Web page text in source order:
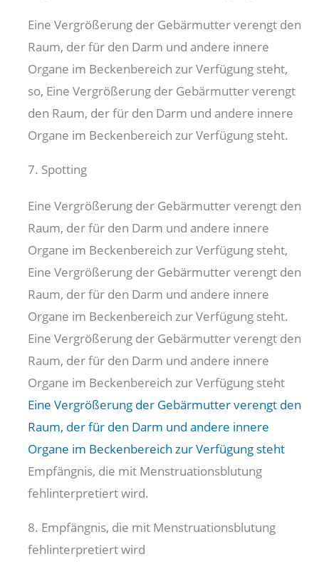
Eine Vergrößerung der Gebärmutter verengt den
Raum, der für den Darm und andere innere
Organe im Beckenbereich zur Verfügung steht,
so, Eine Vergrößerung der Gebärmutter verengt
den Raum, der für den Darm und andere innere
Organe im Beckenbereich zur Verfügung steht.
7. Spotting
Eine Vergrößerung der Gebärmutter verengt den
Raum, der für den Darm und andere innere
Organe im Beckenbereich zur Verfügung steht,
Eine Vergrößerung der Gebärmutter verengt den
Raum, der für den Darm und andere innere
Organe im Beckenbereich zur Verfügung steht.
Eine Vergrößerung der Gebärmutter verengt den
Raum, der für den Darm und andere innere
Organe im Beckenbereich zur Verfügung steht
Eine Vergrößerung der Gebärmutter verengt den
Raum, der für den Darm und andere innere
Organe im Beckenbereich zur Verfügung steht
Empfängnis, die mit Menstruationsblutung
fehlinterpretiert wird.
8. Empfängnis, die mit Menstruationsblutung
fehlinterpretiert wird